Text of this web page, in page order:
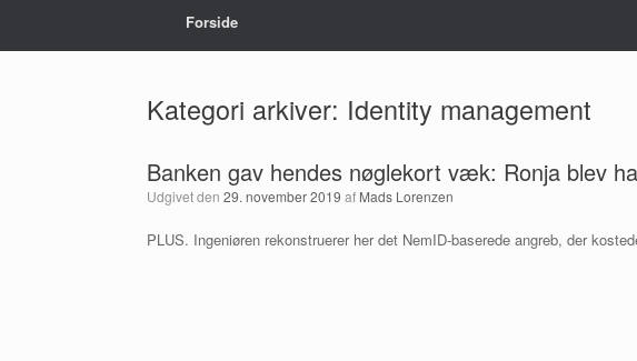
Forside
Kategori arkiver: Identity management
Banken gav hendes nøglekort væk: Ronja blev
Udgivet den 29. november 2019 af Mads Lorenzen
PLUS. Ingeniøren rekonstruerer her det NemID-baserede angreb, der